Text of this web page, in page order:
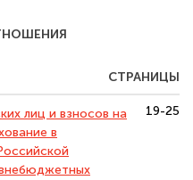
СТРАНИЦЫ
лиц и взносов на
в
19-25